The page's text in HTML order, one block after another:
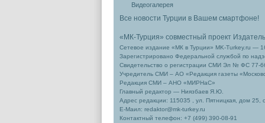
Видеогалерея
Все новости Турции в Вашем смартфоне!
«МК-Турция» совместный проект
Сетевое издание «МК в Турции» MK-Turkey.ru —
Зарегистрировано Федеральной службой по
Свидетельство о регистрации СМИ Эл № ФС 77-
Учредитель СМИ – АО «Редакция газеты
Редакция СМИ – АНО «МИРНаС»
Главный редактор — Ниязбаев Я.Ю.
Адрес редакции: 115035 , ул. Пятницкая, дом 25,
Е-Маил: redaktor@mk-turkey.ru
Контактный телефон: +7 (499) 390-08-91